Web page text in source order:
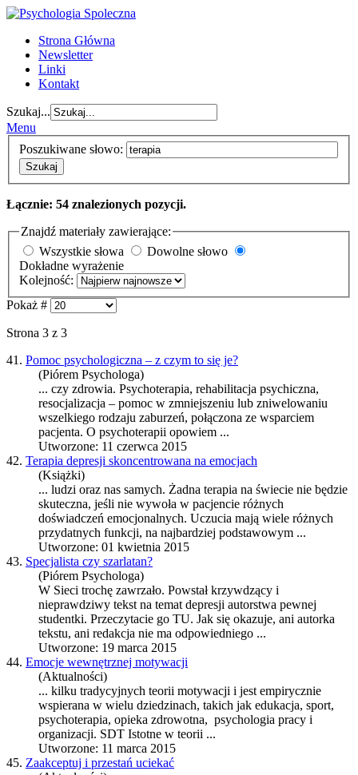
Strona Główna
Newsletter
Linki
Kontakt
Szukaj...
Menu
Poszukiwane słowo:
Szukaj
Łącznie: 54 znalezionych pozycji.
Znajdź materiały zawierające:
Wszystkie słowa
Dowolne słowo
Dokładne wyrażenie
Kolejność:
Pokaż #
Strona 3 z 3
41. Pomoc psychologiczna – z czym to się je?
(Piórem Psychologa)
... czy zdrowia. Psychoterapia, rehabilitacja psychiczna,
resocjalizacja – pomoc w zmniejszeniu lub zniwelowaniu
wszelkiego rodzaju zaburzeń, połączona ze wsparciem
pacjenta. O psychoterapii opowiem ...
Utworzone: 11 czerwca 2015
42. Terapia depresji skoncentrowana na emocjach
(Książki)
... ludzi oraz nas samych. Żadna terapia na świecie nie będzie
skuteczna, jeśli nie wywoła w pacjencie różnych
doświadczeń emocjonalnych. Uczucia mają wiele różnych
przydatnych funkcji, na najbardziej podstawowym ...
Utworzone: 01 kwietnia 2015
43. Specjalista czy szarlatan?
(Piórem Psychologa)
W Sieci trochę zawrzało. Powstał krzywdzący i
nieprawdziwy tekst na temat depresji autorstwa pewnej
studentki. Przeczytacie go TU. Jak się okazuje, ani autorka
tekstu, ani redakcja nie ma odpowiedniego ...
Utworzone: 19 marca 2015
44. Emocje wewnętrznej motywacji
(Aktualności)
... kilku tradycyjnych teorii motywacji i jest empirycznie
wspierana w wielu dziedzinach, takich jak edukacja, sport,
psychoterapia, opieka zdrowotna, psychologia pracy i
organizacji. SDT Istotne w teorii ...
Utworzone: 11 marca 2015
45. Zaakceptuj i przestań uciekać